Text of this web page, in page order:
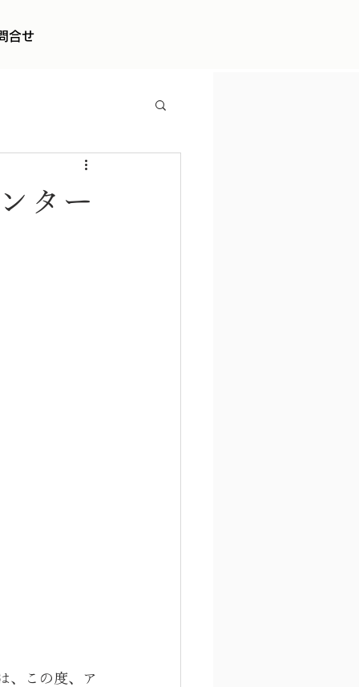
合せ
ター
、この度、ア